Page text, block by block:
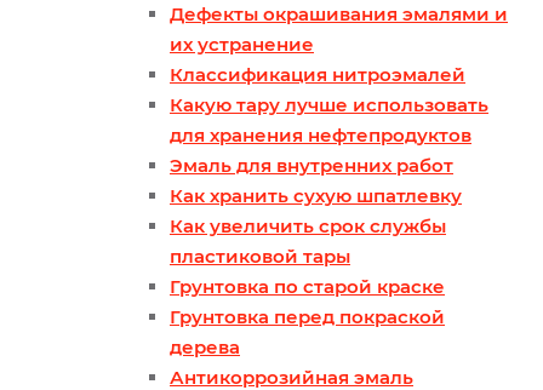
Дефекты окрашивания эмалями и
их устранение
Классификация нитроэмалей
Какую тару лучше использовать
для хранения нефтепродуктов
Эмаль для внутренних работ
Как хранить сухую шпатлевку
Как увеличить срок службы
пластиковой тары
Грунтовка по старой краске
Грунтовка перед покраской
дерева
Антикоррозийная эмаль